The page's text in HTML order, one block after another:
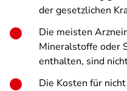
der gesetzlichen
Die meisten
Mineralstoffe oder
enthalten, sind
Die Kosten für